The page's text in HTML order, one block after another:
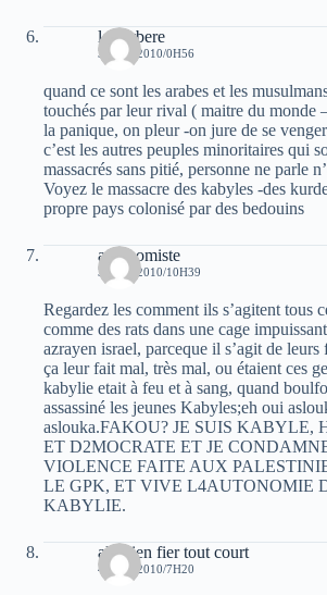
le berbere
3 JUIN 2010/0H56
quand ce sont les arabes et les
touchés par leur rival ( maitre du monde
la panique, on pleur -on jure de se
c’est les autres peuples minoritaires qui
massacrés sans pitié, personne ne parle
Voyez le massacre des kabyles -des
propre pays colonisé par des bedouins
autonomiste
3 JUIN 2010/10H39
Regardez les comment ils s’agitent tous
comme des rats dans une cage
azrayen israel, parceque il s’agit de leurs
ça leur fait mal, très mal, ou étaient ces
kabylie etait à feu et à sang, quand
assassiné les jeunes Kabyles;eh oui
aslouka.FAKOU? JE SUIS KABYLE,
ET D2MOCRATE ET JE
VIOLENCE FAITE AUX
LE GPK, ET VIVE L4AUTONOMIE
KABYLIE.
algerien fier tout court
4 JUIN 2010/7H20